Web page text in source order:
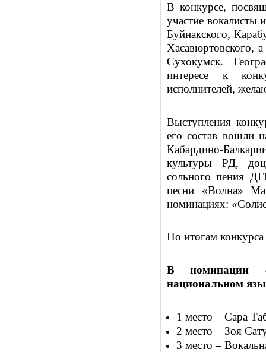
В конкурсе,
участие вокалисты
Буйнакского,
Хасавюртовского,
Сухокумск.
интересе к
исполнителей,
Выступления
его состав вошли
Кабардино-
культуры РД,
сольного пения
песни «Волна»
номинациях:
По итогам
В номинации
национальном
1 место – Сара
2 место – Зоя
3 место –